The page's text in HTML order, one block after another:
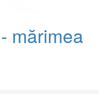
mărimea